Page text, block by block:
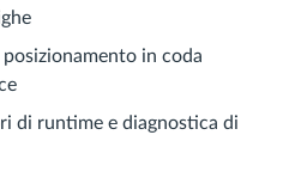
in coda
di runtime e diagnostica di